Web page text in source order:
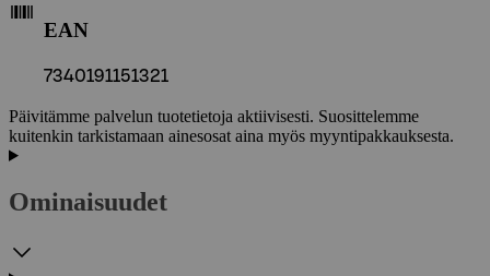
EAN
7340191151321
Päivitämme palvelun tuotetietoja aktiivisesti. Suosittelemme
kuitenkin tarkistamaan ainesosat aina myös myyntipakkauksesta.
Ominaisuudet